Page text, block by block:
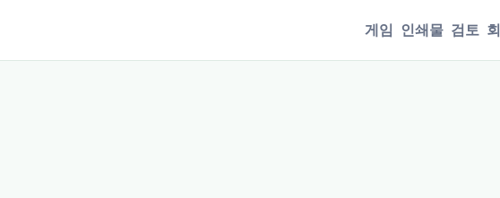
게임 인쇄물 검토